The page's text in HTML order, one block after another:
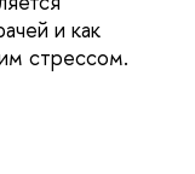
и как
стрессом.